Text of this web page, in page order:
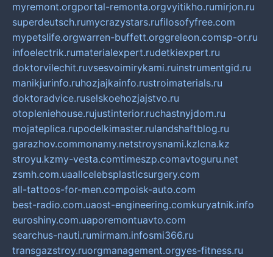
myremont.orgportal-remonta.orgvyitikho.rumirjon.ru
superdeutsch.rumycrazystars.rufilosofyfree.com
mypetslife.orgwarren-buffett.orggreleon.comsp-or.ru
infoelectrik.rumaterialexpert.rudetkiexpert.ru
doktorvilechit.ruvsesvoimirykami.ruinstrumentgid.ru
manikjurinfo.ruhozjajkainfo.rustroimaterials.ru
doktoradvice.ruselskoehozjajstvo.ru
otopleniehouse.rujustinterior.ruchastnyjdom.ru
mojateplica.rupodelkimaster.rulandshaftblog.ru
garazhov.commonamy.netstroysnami.kzlcna.kz
stroyu.kzmy-vesta.comtimeszp.comavtoguru.net
zsmh.com.uaallcelebsplasticsurgery.com
all-tattoos-for-men.compoisk-auto.com
best-radio.com.uaost-engineering.comkuryatnik.info
euroshiny.com.uaporemontuavto.com
searchus-nauti.rumirmam.infosmi366.ru
transgazstroy.ruorgmanagement.orgyes-fitness.ru